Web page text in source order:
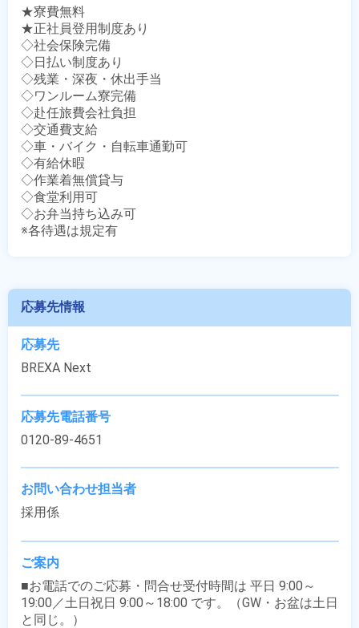
★寮費無料
★正社員登用制度あり
◇社会保険完備
◇日払い制度あり
◇残業・深夜・休出手当
◇ワンルーム寮完備
◇赴任旅費会社負担
◇交通費支給
◇車・バイク・自転車通勤可
◇有給休暇
◇作業着無償貸与
◇食堂利用可
◇お弁当持ち込み可
※各待遇は規定有
応募先情報
応募先
BREXA Next
応募先電話番号
0120-89-4651
お問い合わせ担当者
採用係
ご案内
■お電話でのご応募・問合せ受付時間は 平日 9:00～
19:00／土日祝日 9:00～18:00 です。（GW・お盆は土日
と同じ。）